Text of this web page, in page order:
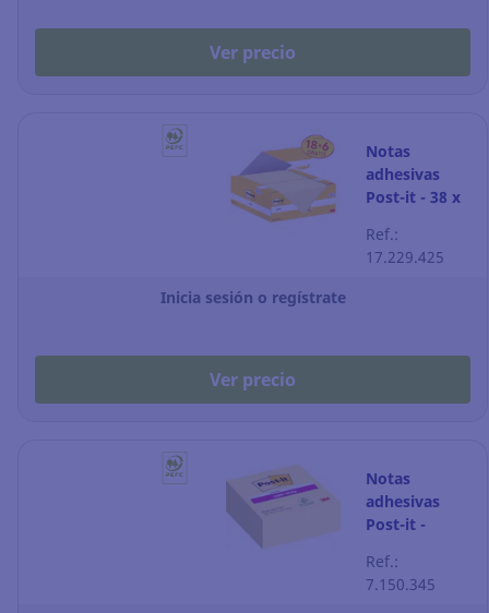
Ver precio
Notas
adhesivas
Post-it - 38 x
amarillo
canario - 24
Ref.:
17.229.425
Inicia sesión o regístrate
Ver precio
Notas
adhesivas
Post-it -
amarillo -
Cubo de 270
Ref.:
7.150.345